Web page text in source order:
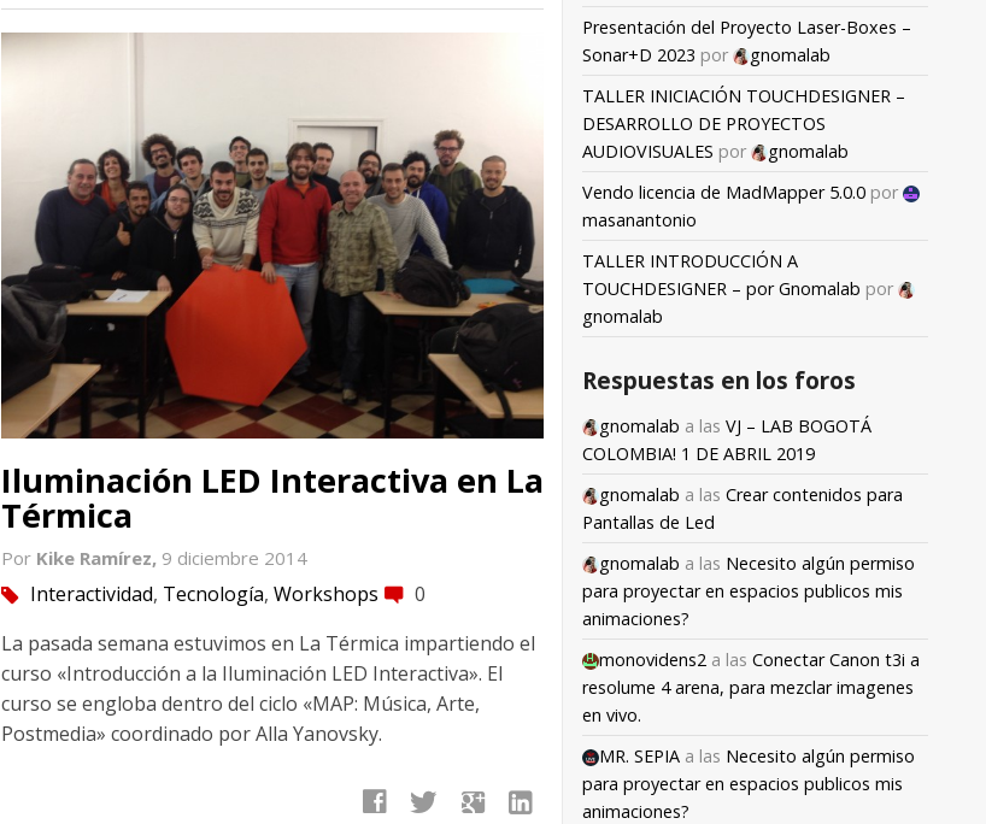
Iluminación LED Interactiva en La
Térmica
Por Kike Ramírez, 9 diciembre 2014
tag Interactividad, Tecnología, Workshops comment 0
La pasada semana estuvimos en La Térmica impartiendo el
curso «Introducción a la Iluminación LED Interactiva». El
curso se engloba dentro del ciclo «MAP: Música, Arte,
Postmedia» coordinado por Alla Yanovsky.
facebook twitter google linkedin
Presentación del Proyecto Laser-Boxes –
Sonar+D 2023 por
gnomalab
TALLER INICIACIÓN TOUCHDESIGNER –
DESARROLLO DE PROYECTOS
AUDIOVISUALES por
gnomalab
Vendo licencia de MadMapper 5.0.0 por
masanantonio
TALLER INTRODUCCIÓN A
TOUCHDESIGNER – por Gnomalab por
gnomalab
Respuestas en los foros
gnomalab a las VJ – LAB BOGOTÁ
COLOMBIA! 1 DE ABRIL 2019
gnomalab a las Crear contenidos para
Pantallas de Led
gnomalab a las Necesito algún permiso
para proyectar en espacios publicos mis
animaciones?
monovidens2 a las Conectar Canon t3i a
resolume 4 arena, para mezclar imagenes
en vivo.
MR. SEPIA a las Necesito algún permiso
para proyectar en espacios publicos mis
animaciones?